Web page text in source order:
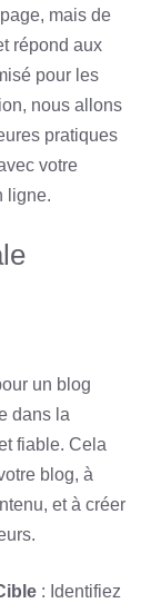
mais de
répond aux
pour les
nous allons
pratiques
votre
ligne.
un blog
dans la
fiable. Cela
blog, à
et à créer
: Identifiez